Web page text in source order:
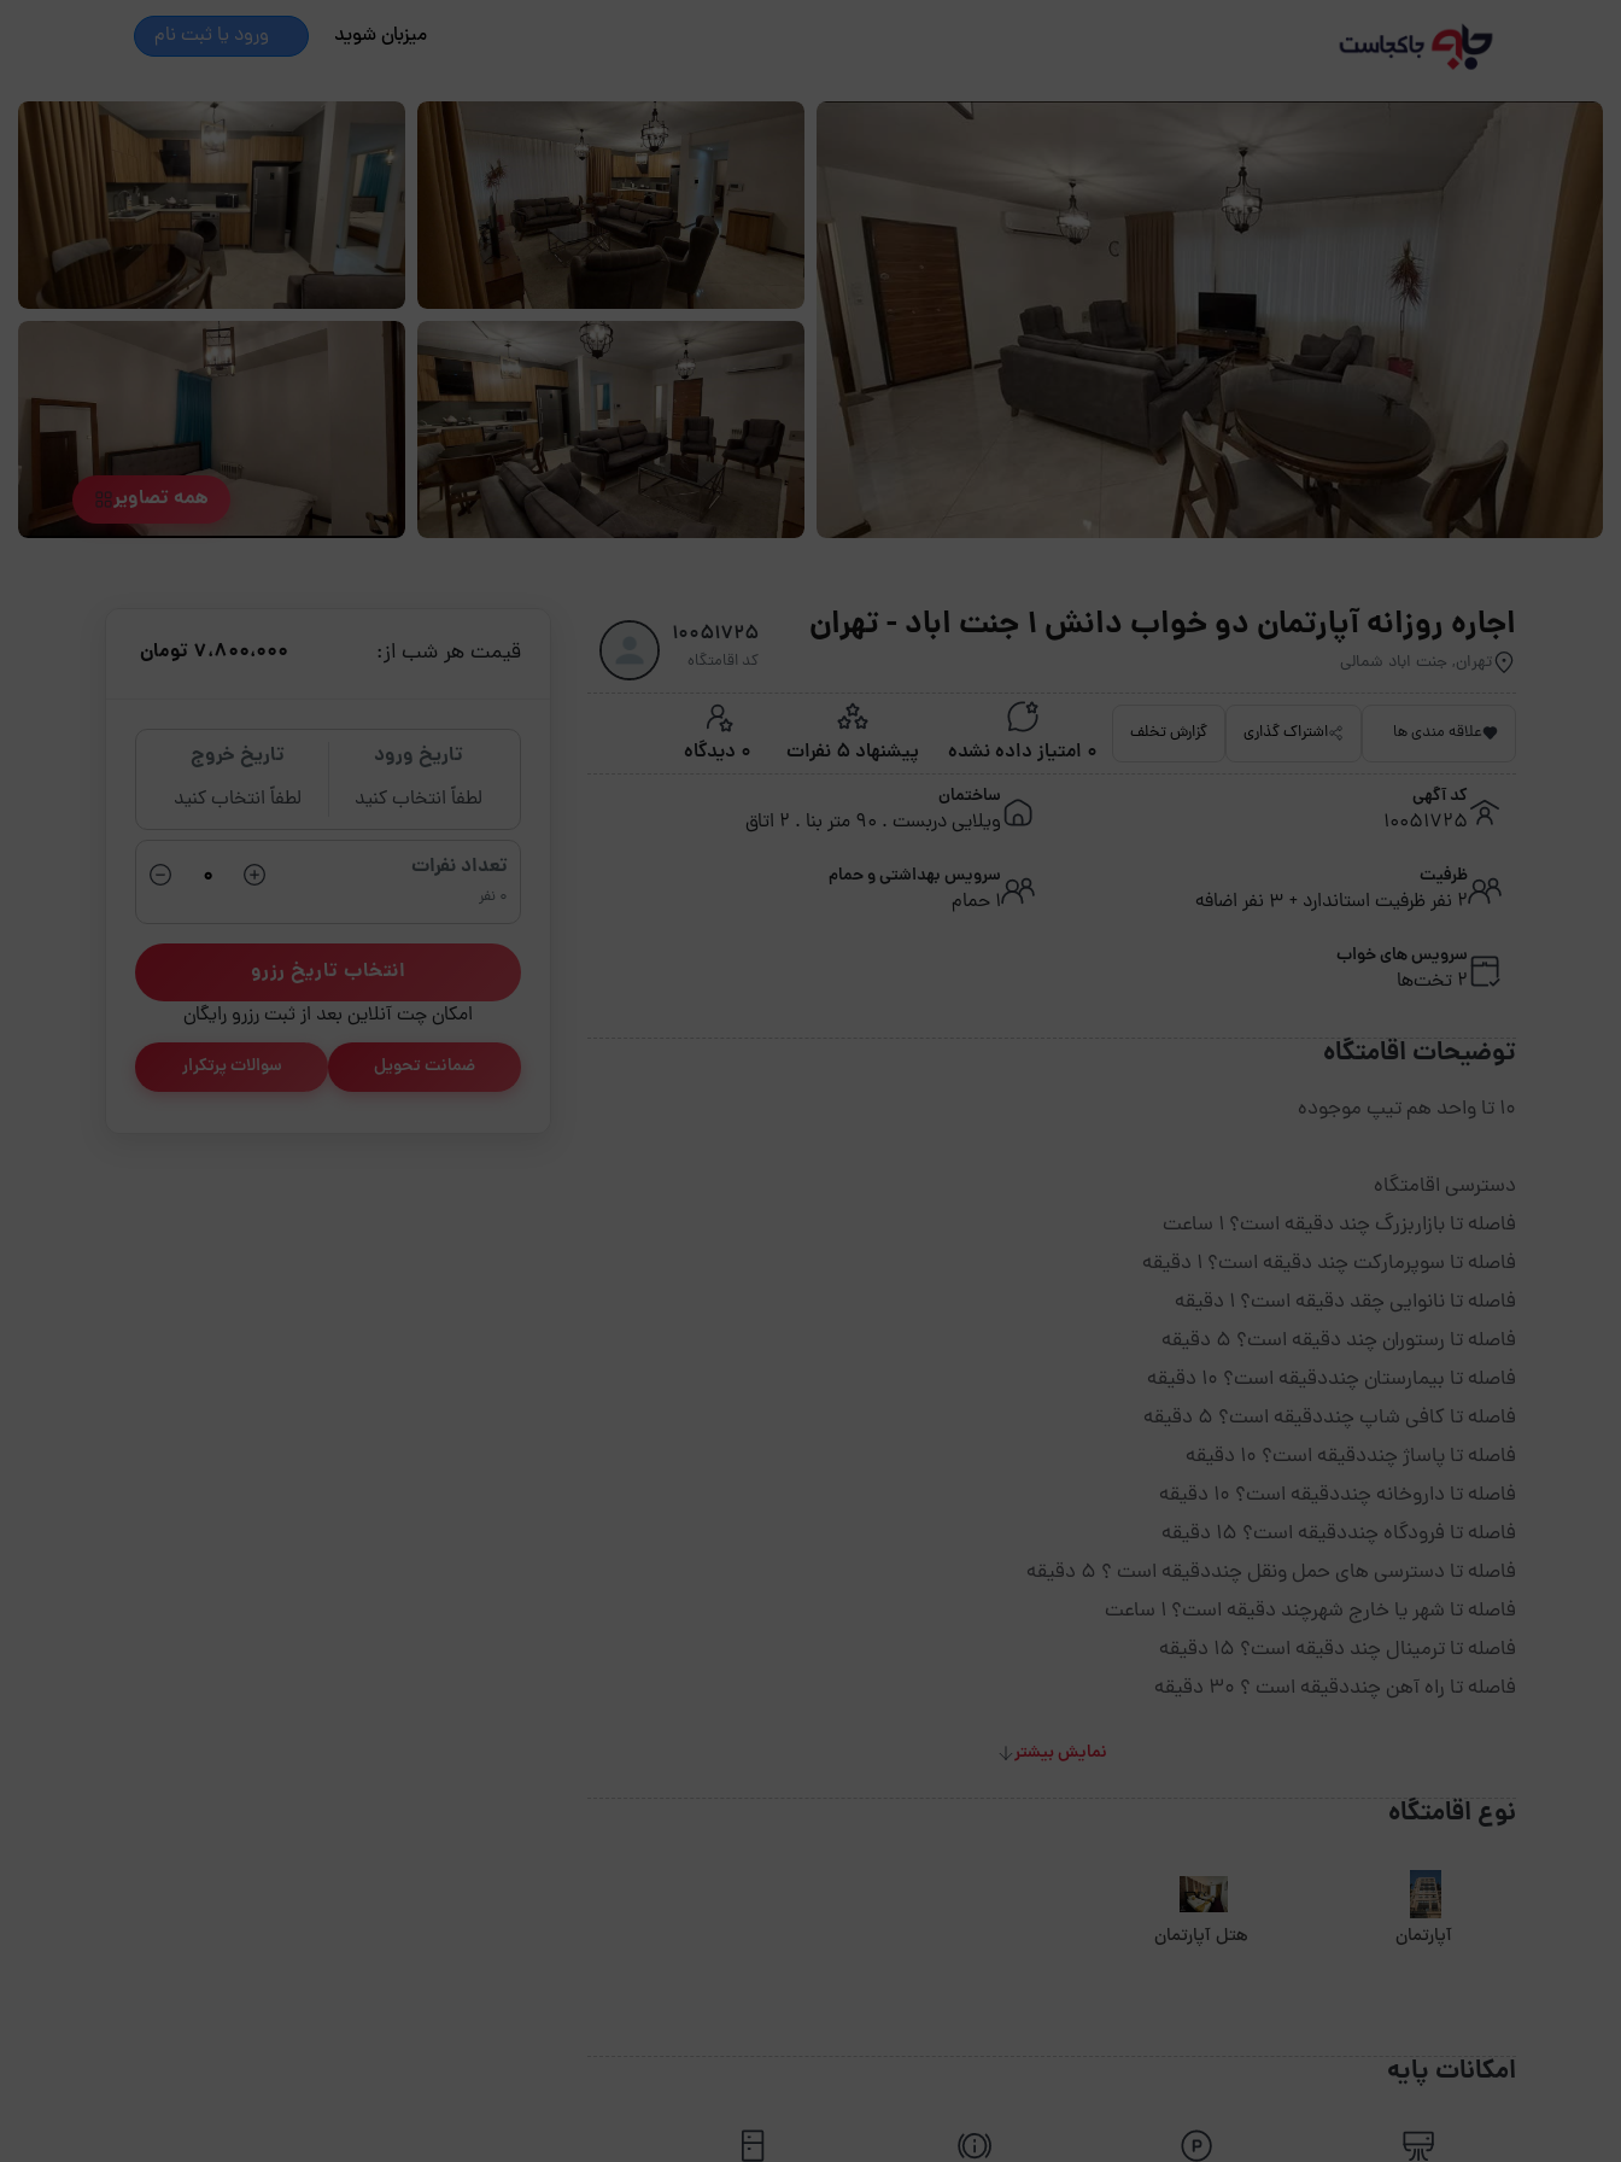
میزبان شوید ورود یا ثبت نام
همه تصاویر
اجاره روزانه آپارتمان دو خواب دانش 1 جنت اباد - تهران
تهران, جنت اباد شمالی
10051725
کد اقامتگاه
علاقه مندی ها اشتراک گذاری گزارش تخلف
0 امتیاز داده نشده پیشنهاد 5 نفرات 0 دیدگاه
کد آگهی
10051725
ساختمان
ویلایی دربست . 90 متر بنا . 2 اتاق
ظرفیت
2 نفر ظرفیت استاندارد + 3 نفر اضافه
سرویس بهداشتی و حمام
1 حمام
سرویس های خواب
2 تخت‌ها
توضیحات اقامتگاه
10 تا واحد هم تیپ موجوده
دسترسی اقامتگاه
فاصله تا بازاربزرگ چند دقیقه است؟ 1 ساعت
فاصله تا سوپرمارکت چند دقیقه است؟ 1 دقیقه
فاصله تا نانوایی چقد دقیقه است؟ 1 دقیقه
فاصله تا رستوران چند دقیقه است؟ 5 دقیقه
فاصله تا بیمارستان چنددقیقه است؟ 10 دقیقه
فاصله تا کافی شاپ چنددقیقه است؟ 5 دقیقه
فاصله تا پاساژ چنددقیقه است؟ 10 دقیقه
فاصله تا داروخانه چنددقیقه است؟ 10 دقیقه
فاصله تا فرودگاه چنددقیقه است؟ 15 دقیقه
فاصله تا دسترسی های حمل ونقل چنددقیقه است ؟ 5 دقیقه
فاصله تا شهر یا خارج شهرچند دقیقه است؟ 1 ساعت
فاصله تا ترمینال چند دقیقه است؟ 15 دقیقه
فاصله تا راه آهن چنددقیقه است ؟ 30 دقیقه
نمایش بیشتر
نوع اقامتگاه
آپارتمان هتل آپارتمان
امکانات پایه
قیمت هر شب از: 7،800،000 تومان
تاریخ ورود
لطفاً انتخاب کنید
تاریخ خروج
لطفاً انتخاب کنید
تعداد نفرات
0 نفر
انتخاب تاریخ رزرو
امکان چت آنلاین بعد از ثبت رزرو رایگان
ضمانت تحویل سوالات پرتکرار